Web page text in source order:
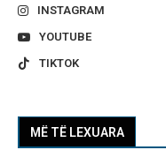
INSTAGRAM
YOUTUBE
TIKTOK
MË TË LEXUARA